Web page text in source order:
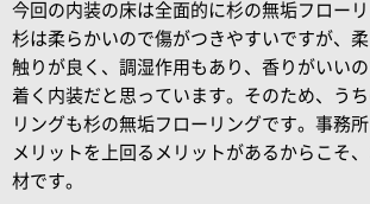
今回の内装の床は全面的に杉の無垢フローリ
杉は柔らかいので傷がつきやすいですが、
触りが良く、調湿作用もあり、香りがいい
着く内装だと思っています。そのため、う
リングも杉の無垢フローリングです。事務
メリットを上回るメリットがあるからこそ
材です。